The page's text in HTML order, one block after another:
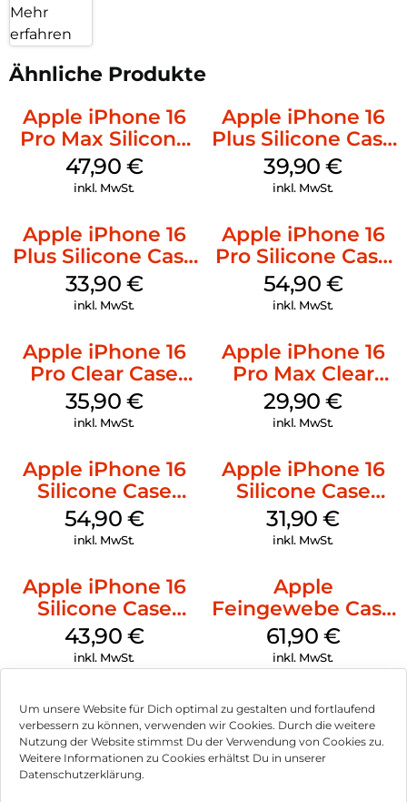
Um unsere Website für Dich optimal zu gestalten und fortlaufend
verbessern zu können, verwenden wir Cookies. Durch die weitere
Nutzung der Website stimmst Du der Verwendung von Cookies zu.
Weitere Informationen zu Cookies erhältst Du in unserer
Datenschutzerklärung.
Mehr
erfahren
Ähnliche Produkte
Apple iPhone 16
Pro Max Silicone
Case MagSafe
Black
47,90 €
inkl. MwSt.
Apple iPhone 16
Plus Silicone Case
MagSafe Plum
39,90€
inkl. MwSt.
Apple iPhone 16
Plus Silicone Case
MagSafe Lake
Green
33,90 €
inkl. MwSt.
Apple iPhone 16
Pro Silicone Case
MagSafe Black
54,90 €
inkl. MwSt.
Apple iPhone 16
Pro Clear Case
MagSafe
Transparent
35,90 €
inkl. MwSt.
Apple iPhone 16
Pro Max Clear
Case MagSafe
Transparent
29,90€
inkl. MwSt.
Apple iPhone 16
Silicone Case
MagSafe Lake
Green
54,90 €
inkl. MwSt.
Apple iPhone 16
Silicone Case
MagSafe Fuchsia
31,90€
inkl. MwSt.
Apple iPhone 16
Silicone Case
MagSafe Plum
43,90 €
inkl. MwSt.
Apple
Feingewebe Case
iPhone 15 Pro
MagSafe Schwarz
61,90 €
inkl. MwSt.
Impressum